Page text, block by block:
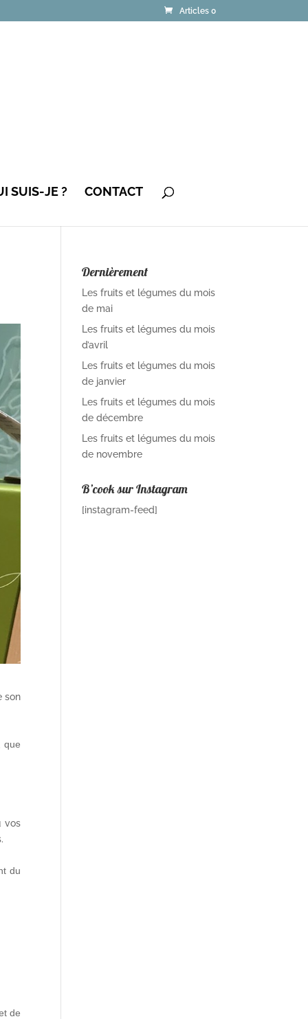
Articles 0
SUIS-JE ? CONTACT
son
que
vos
du
de
Dernièrement
Les fruits et légumes du mois
de mai
Les fruits et légumes du mois
d’avril
Les fruits et légumes du mois
de janvier
Les fruits et légumes du mois
de décembre
Les fruits et légumes du mois
de novembre
B’cook sur Instagram
[instagram-feed]